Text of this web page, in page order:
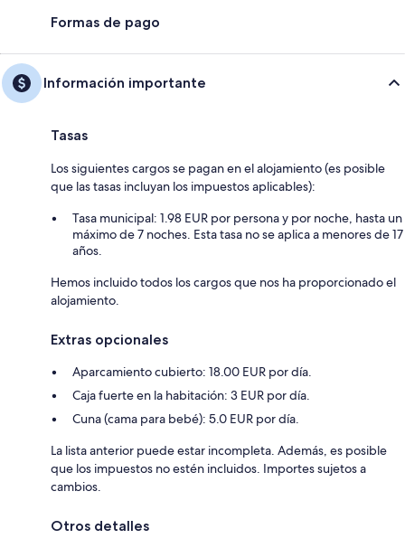
Formas de pago
Información importante
Tasas
Los siguientes cargos se pagan en el alojamiento (es posible
que las tasas incluyan los impuestos aplicables):
Tasa municipal: 1.98 EUR por persona y por noche, hasta un
máximo de 7 noches. Esta tasa no se aplica a menores de 17
años.
Hemos incluido todos los cargos que nos ha proporcionado el
alojamiento.
Extras opcionales
Aparcamiento cubierto: 18.00 EUR por día.
Caja fuerte en la habitación: 3 EUR por día.
Cuna (cama para bebé): 5.0 EUR por día.
La lista anterior puede estar incompleta. Además, es posible
que los impuestos no estén incluidos. Importes sujetos a
cambios.
Otros detalles